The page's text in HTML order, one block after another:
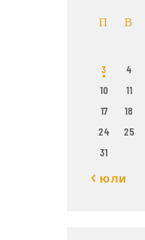
П В
3
4
10
11
17
18
24
25
31
« юли